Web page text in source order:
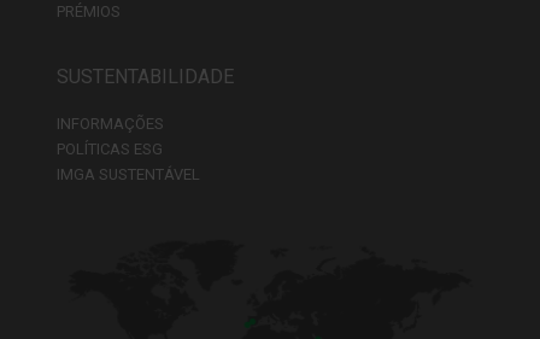
PRÉMIOS
SUSTENTABILIDADE
INFORMAÇÕES
POLÍTICAS ESG
IMGA SUSTENTÁVEL